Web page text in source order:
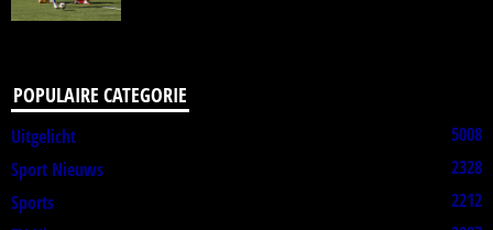
POPULAIRE CATEGORIE
Uitgelicht
5008
Sport Nieuws
2328
Sports
2212